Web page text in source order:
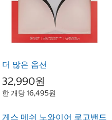
더 많은 옵션
32,990원
한 개당 16,495원
게스 메쉬 노와이어 로고밴드